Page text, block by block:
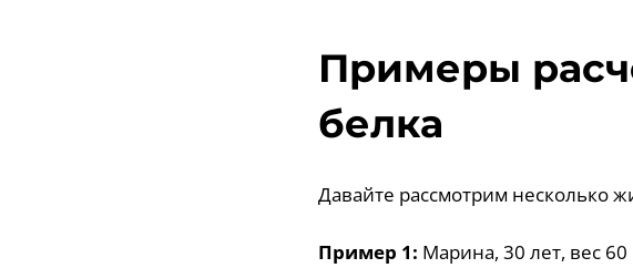
Примеры
белка
Давайте рассмотрим несколько
Пример 1: Марина, 30 лет, вес